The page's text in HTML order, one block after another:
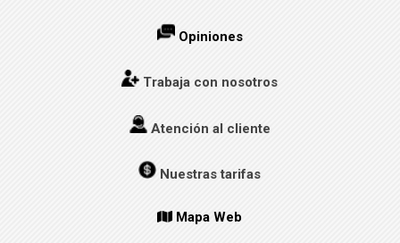
Opiniones
Trabaja con nosotros
Atención al cliente
Nuestras tarifas
Mapa Web